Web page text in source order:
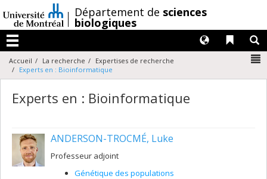
au
contenu
/Département de sciences
biologiques
Menu
Liens
Langues
Accueil La recherche
Expertises de recherche
Experts en : Bioinformatique
Experts en : Bioinformatique
ANDERSON-TROCMÉ, Luke
Professeur adjoint
Génétique des populations